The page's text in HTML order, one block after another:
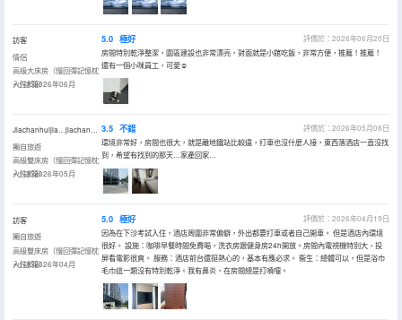
訪客
情侶
高級大床房（慢回彈記憶枕
+小冰箱）
入住於2026年06月
5.0 極好
評價於：2026年06月20日
房間特別乾淨整潔，園區建設也非常漂亮，對面就是小館吃飯，非常方便，推薦！推薦！
還有一個小咪員工，可愛☺️
Jiachanhuijia…jiachanhuijia…jiachanhuijia…
獨自旅遊
高級雙床房（慢回彈記憶枕
+小冰箱）
入住於2026年05月
3.5 不錯
評價於：2026年05月08日
環境非常好，房間也很大，就是離地鐵站比較遠，打車也沒什麼人接，東西落酒店一直沒找
到，希望有找到的那天…家產回家…
訪客
獨自旅遊
高級雙床房（慢回彈記憶枕
+小冰箱）
入住於2026年04月
5.0 極好
評價於：2026年04月19日
因為在下沙考試入住，酒店周圍非常偏僻，外出都要打車或者自己開車。 但是酒店內環境
很好。 設施：咖啡早餐時間免費喝，洗衣房跟健身房24h開放。房間內電視機特別大，投
屏看電影很爽。 服務：酒店前台還挺熱心的，基本有應必求。 衞生：總體可以，但是浴巾
毛巾這一類沒有特別乾淨。我有鼻炎，在房間總是打噴嚏。